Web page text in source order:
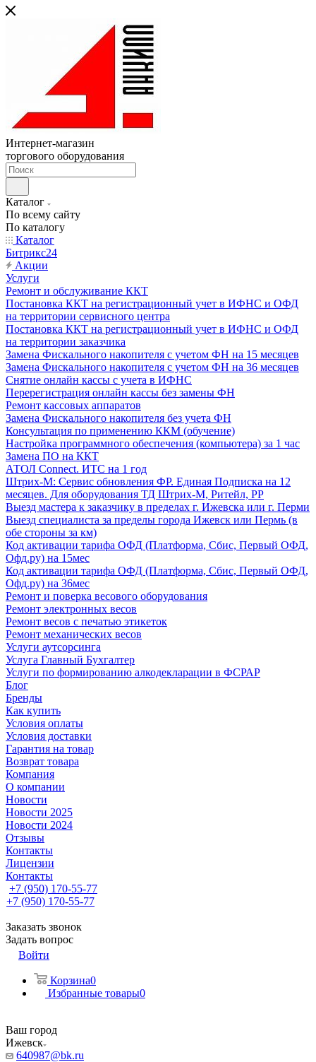
Интернет-магазин
торгового оборудования
Каталог
По всему сайту
По каталогу
Каталог
Битрикс24
Акции
Услуги
Ремонт и обслуживание ККТ
Постановка ККТ на регистрационный учет в ИФНС и ОФД
на территории сервисного центра
Постановка ККТ на регистрационный учет в ИФНС и ОФД
на территории заказчика
Замена Фискального накопителя с учетом ФН на 15 месяцев
Замена Фискального накопителя с учетом ФН на 36 месяцев
Снятие онлайн кассы с учета в ИФНС
Перерегистрация онлайн кассы без замены ФН
Ремонт кассовых аппаратов
Замена Фискального накопителя без учета ФН
Консультация по применению ККМ (обучение)
Настройка программного обеспечения (компьютера) за 1 час
Замена ПО на ККТ
АТОЛ Connect. ИТС на 1 год
Штрих-М: Сервис обновления ФР. Единая Подписка на 12
месяцев. Для оборудования ТД Штрих-М, Ритейл, РР
Выезд мастера к заказчику в пределах г. Ижевска или г. Перми
Выезд специалиста за пределы города Ижевск или Пермь (в
обе стороны за км)
Код активации тарифа ОФД (Платформа, Сбис, Первый ОФД,
Офд.ру) на 15мес
Код активации тарифа ОФД (Платформа, Сбис, Первый ОФД,
Офд.ру) на 36мес
Ремонт и поверка весового оборудования
Ремонт электронных весов
Ремонт весов с печатью этикеток
Ремонт механических весов
Услуги аутсорсинга
Услуга Главный Бухгалтер
Услуги по формированию алкодекларации в ФСРАР
Блог
Бренды
Как купить
Условия оплаты
Условия доставки
Гарантия на товар
Возврат товара
Компания
О компании
Новости
Новости 2025
Новости 2024
Отзывы
Контакты
Лицензии
Контакты
+7 (950) 170-55-77
+7 (950) 170-55-77
Заказать звонок
Задать вопрос
Войти
Корзина0
Избранные товары0
Ваш город
Ижевск
640987@bk.ru